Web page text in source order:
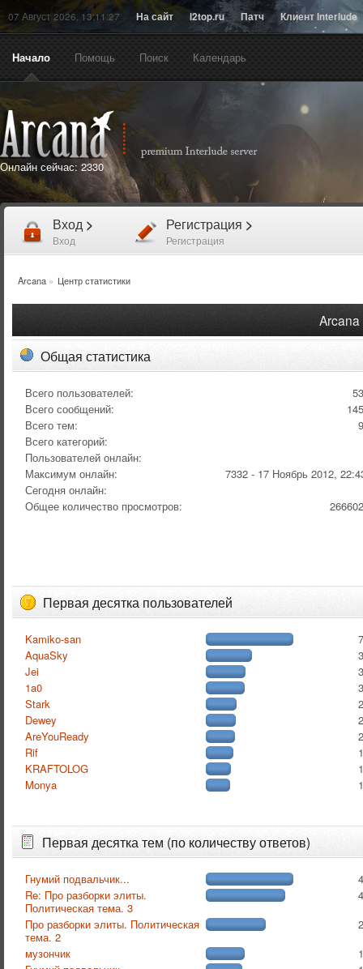
07 Август 2026, 13:11:27 На сайт l2top.ru Патч Клиент Interlude
Начало Помощь Поиск Календарь
Онлайн сейчас: 2330
Вход >
Вход
Регистрация >
Регистрация
Arcana» Центр статистики
Arcana
Общая статистика
Всего пользователей:
Всего сообщений:
Всего тем:
Всего категорий:
Пользователей онлайн:
Максимум онлайн:
7332 - 17 Ноябрь 2012,
Сегодня онлайн:
Общее количество просмотров:
Первая десятка пользователей
Kamiko-san
AquaSky
Jei
1a0
Stark
Dewey
AreYouReady
Rif
KRAFTOLOG
Monya
Первая десятка тем (по количеству ответов)
Гнумий подвальчик...
Re: Про разборки элиты.
Политическая тема. 3
Про разборки элиты. Политическая
тема. 2
музончик